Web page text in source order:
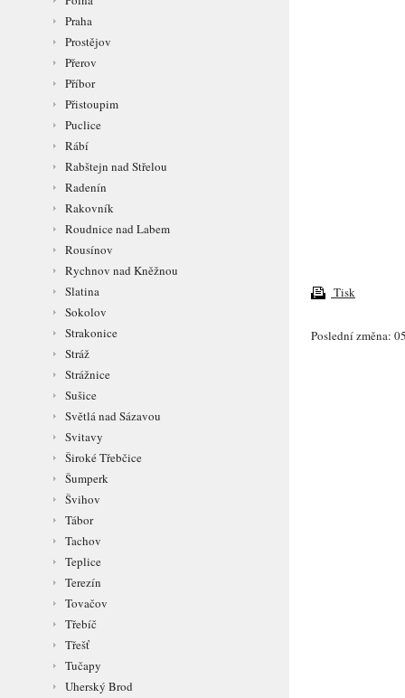
Praha
Prostějov
Přerov
Příbor
Přistoupim
Puclice
Rábí
Rabštejn nad Střelou
Radenín
Rakovník
Roudnice nad Labem
Rousínov
Rychnov nad Kněžnou
Slatina
Sokolov
Strakonice
Stráž
Strážnice
Sušice
Světlá nad Sázavou
Svitavy
Široké Třebčice
Šumperk
Švihov
Tábor
Tachov
Teplice
Terezín
Tovačov
Třebíč
Třešť
Tučapy
Uherský Brod
Tisk
Poslední změna: